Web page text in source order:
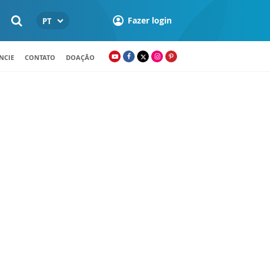
PT Fazer login
CONTATO DOAÇÃO